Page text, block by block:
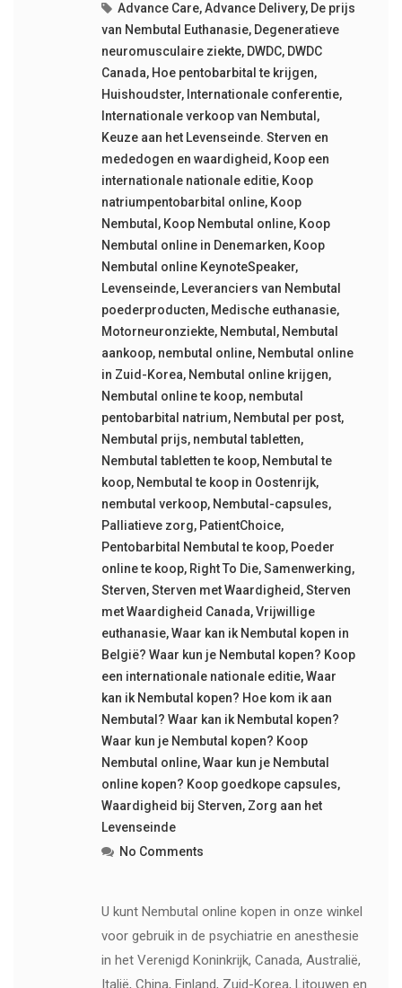
Advance Care,Advance Delivery, De prijs
van Nembutal Euthanasie, Degeneratieve
neuromusculaire ziekte, DWDC, DWDC
Canada, Hoe pentobarbital te krijgen,
Huishoudster, Internationale conferentie,
Internationale verkoop van Nembutal ,
Keuze aan het Levenseinde. Sterven en
mededogen en waardigheid , Koop een
internationale nationale editie, Koop
natriumpentobarbital online, Koop
Nembutal , Koop Nembutal online, Koop
Nembutal online in Denemarken, Koop
Nembutal online KeynoteSpeaker,
Levenseinde, Leveranciers van Nembutal
poederproducten, Medische euthanasie,
Motorneuronziekte, Nembutal , Nembutal
aankoop, nembutal online, Nembutal online
in Zuid-Korea, Nembutal online krijgen,
Nembutal online te koop, nembutal
pentobarbital natrium, Nembutal per post,
Nembutal prijs, nembutal tabletten,
Nembutal tabletten te koop, Nembutal te
koop, Nembutal te koop in Oostenrijk,
nembutal verkoop, Nembutal-capsules,
Palliatieve zorg, PatientChoice,
Pentobarbital Nembutal te koop, Poeder
online te koop, Right To Die,Samenwerking,
Sterven,Sterven met Waardigheid ,Sterven
met Waardigheid Canada,Vrijwillige
euthanasie,Waar kan ik Nembutal kopen in
België? Waar kun je Nembutal kopen? Koop
een internationale nationale editie,Waar
kan ik Nembutal kopen? Hoe kom ik aan
Nembutal? Waar kan ik Nembutal kopen?
Waar kun je Nembutal kopen? Koop
Nembutal online,Waar kun je Nembutal
online kopen? Koop goedkope capsules,
Waardigheid bij Sterven, Zorg aan het
Levenseinde
No Comments
U kunt Nembutal online kopen in onze winkel
voor gebruik in de psychiatrie en anesthesie
in het Verenigd Koninkrijk, Canada, Australië,